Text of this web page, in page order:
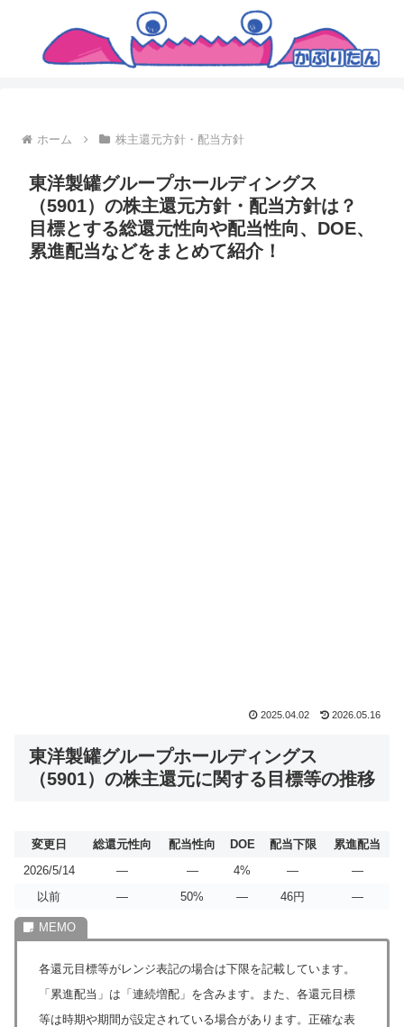
ホーム 株主還元方針・配当方針
東洋製罐グループホールディングス
（5901）の株主還元方針・配当方針は？
目標とする総還元性向や配当性向、DOE、
累進配当などをまとめて紹介！
2025.04.02 2026.05.16
東洋製罐グループホールディングス
（5901）の株主還元に関する目標等の推移
変更日 総還元性向 配当性向 DOE 配当下限
累進配当
2026/5/14
― ― 4% ―
―
以前
― 50% ― 46円 ―
各還元目標等がレンジ表記の場合は下限を記載しています。
「累進配当」は「連続増配」を含みます。また、各還元目標
等は時期や期間が設定されている場合があります。正確な表